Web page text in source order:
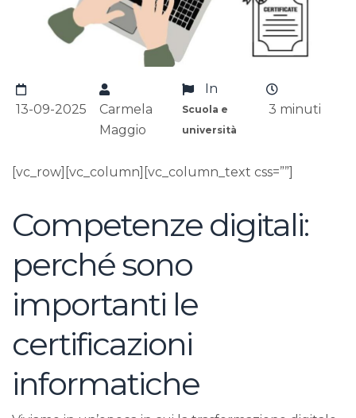
13-09-2025
Carmela
Maggio
In
Scuola e
università
3 minuti
[vc_row][vc_column][vc_column_text css=””]
Competenze digitali:
perché sono
importanti le
certificazioni
informatiche